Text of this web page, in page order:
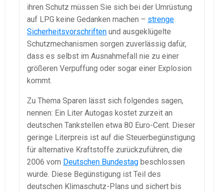
ihren Schutz müssen Sie sich bei der Umrüstung
auf LPG keine Gedanken machen – strenge
Sicherheitsvorschriften und ausgeklügelte
Schutzmechanismen sorgen zuverlässig dafür,
dass es selbst im Ausnahmefall nie zu einer
größeren Verpuffung oder sogar einer Explosion
kommt.
Zu Thema Sparen lässt sich folgendes sagen,
nennen: Ein Liter Autogas kostet zurzeit an
deutschen Tankstellen etwa 80 Euro-Cent. Dieser
geringe Literpreis ist auf die Steuerbegünstigung
für alternative Kraftstoffe zurückzuführen, die
2006 vom Deutschen Bundestag beschlossen
wurde. Diese Begünstigung ist Teil des
deutschen Klimaschutz-Plans und sichert bis